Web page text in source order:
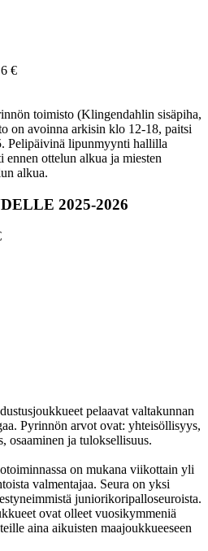
€
toimisto (Klingendahlin sisäpiha,
on avoinna arkisin klo 12-18, paitsi
Pelipäivinä lipunmyynti hallilla
ennen ottelun alkua ja miesten
alkua.
2025-2026
pelaavat valtakunnan
Pyrinnön arvot ovat: yhteisöl­lisyys,
osaaminen ja tulok­sellisuus.
on mukana viikottain yli
valmen­tajaa. Seura on yksi
juni­ori­kori­pallo­seuroista.
ovat olleet vuosi­kymmeniä
aina aikuisten maa­joukkueeseen